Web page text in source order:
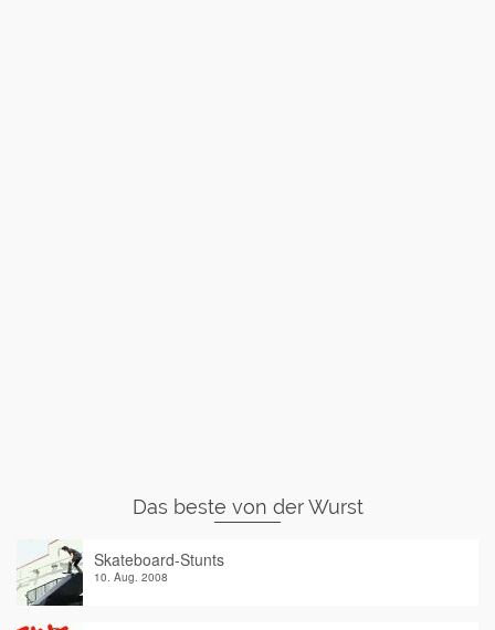
Das beste von der Wurst
Skateboard-Stunts
10. Aug. 2008